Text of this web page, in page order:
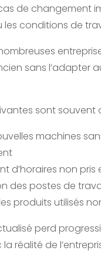
de changement
les conditions de
sans l’adapter
sont souvent
machines
d’horaires non pris
des postes de
produits utilisés
perd
réalité de